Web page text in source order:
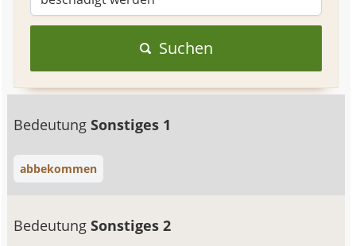
Suchen
BedeutungSonstiges 1
abbekommen
BedeutungSonstiges 2